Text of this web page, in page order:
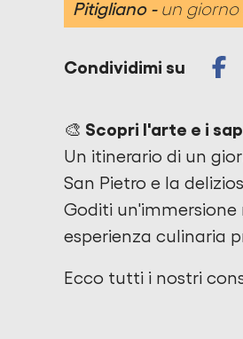
Pitigliano un
Condividimi su
🎨 Scopri l'arte e i
Un itinerario di un
San Pietro e la
Goditi
esperienza culinaria
Ecco tutti i nostri